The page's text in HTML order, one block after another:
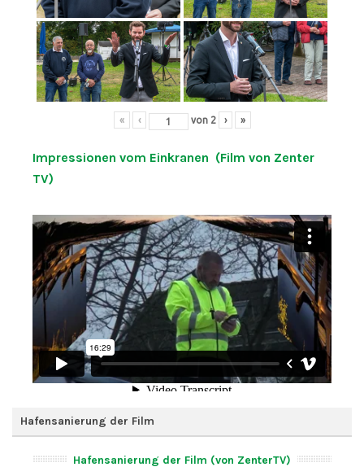
« ‹ von 2 › »
Impressionen vom Einkranen (Film von Zenter
TV)
Hafensanierung der Film
Hafensanierung der Film (von ZenterTV)